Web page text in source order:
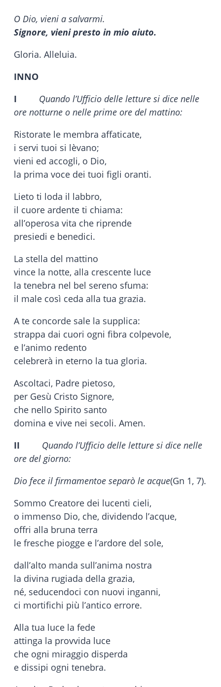
O Dio, vieni a salvarmi.
Signore, vieni presto in mio aiuto.
Gloria. Alleluia.
INNO
I
Quando l’Ufficio delle letture si dice nelle
ore notturne o nelle prime ore del mattino:
Ristorate le membra affaticate,
i servi tuoi si lèvano;
vieni ed accogli, o Dio,
la prima voce dei tuoi figli oranti.
Lieto ti loda il labbro,
il cuore ardente ti chiama:
all’operosa vita che riprende
presiedi e benedici.
La stella del mattino
vince la notte, alla crescente luce
la tenebra nel bel sereno sfuma:
il male così ceda alla tua grazia.
A te concorde sale la supplica:
strappa dai cuori ogni fibra colpevole,
e l’animo redento
celebrerà in eterno la tua gloria.
Ascoltaci, Padre pietoso,
per Gesù Cristo Signore,
che nello Spirito santo
domina e vive nei secoli. Amen.
II
Quando l’Ufficio delle letture si dice nelle
ore del giorno:
Dio fece il firmamentoe separò le acque(Gn 1, 7).
Sommo Creatore dei lucenti cieli,
o immenso Dio, che, dividendo l’acque,
offri alla bruna terra
le fresche piogge e l’ardore del sole,
dall’alto manda sull’anima nostra
la divina rugiada della grazia,
né, seducendoci con nuovi inganni,
ci mortifichi più l’antico errore.
Alla tua luce la fede
attinga la provvida luce
che ogni miraggio disperda
e dissipi ogni tenebra.